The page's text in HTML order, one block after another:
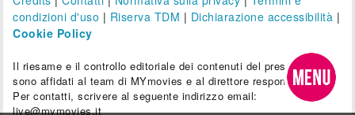
condizioni d'uso | Riserva TDM | Dichiarazione accessibilità |
Cookie Policy
Il riesame e il controllo editoriale dei contenuti del presente sito
sono affidati al team di MYmovies e al direttore responsabile.
Per contatti, scrivere al seguente indirizzo email:
live@mymovies.it